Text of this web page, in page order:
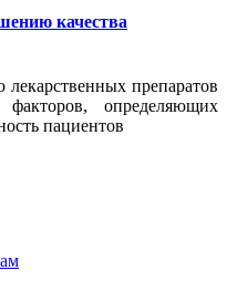
качества
препаратов
определяющих
пациентов